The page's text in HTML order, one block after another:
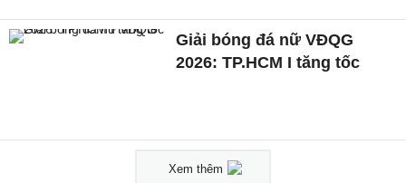
Giải bóng đá nữ VĐQG
2026: TP.HCM I tăng tốc
Xem thêm